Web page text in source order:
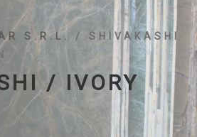
S.R.L. / SHIVAKASHI
/ IVORY